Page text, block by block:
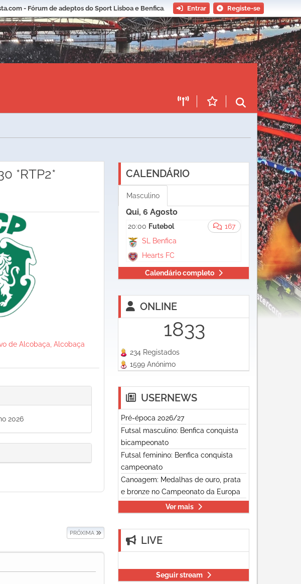
- Fórum de adeptos do Sport Lisboa e Benfica. Entrar Registe-se
*RTP2*
de Alcobaça, Alcobaça
2026
PRÓXIMA
CALENDÁRIO
Masculino
Qui, 6 Agosto
167
20:00 Futebol
SL Benfica
Hearts FC
Calendário completo
ONLINE
1833
234 Registados
1599 Anónimo
USERNEWS
Pré-época 2026/27
Futsal masculino: Benfica conquista
bicampeonato
Futsal feminino: Benfica conquista
campeonato
Canoagem: Medalhas de ouro, prata
e bronze no Campeonato da Europa
Ver mais
LIVE
Seguir stream